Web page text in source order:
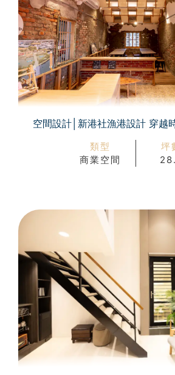
空間設計│新港社漁港設計 穿越
類型
商業空間
坪